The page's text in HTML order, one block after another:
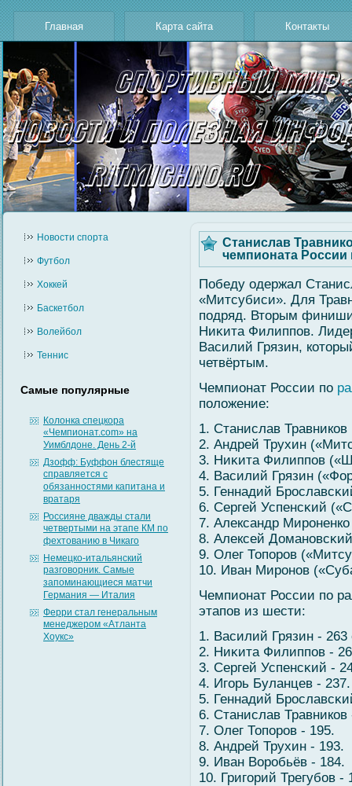
Главная Карта сайта Контакты
Новости cпорта
Футбол
Хоккей
Баскетбол
Волейбол
Теннис
Самые популярные
Колонка спецкора
«Чемпионат.com» на
Уимблдоне. День 2-й
Дзофф: Буффон блестяще
справляется с
обязанностями капитана и
вратаря
Россияне дважды стали
четвертыми на этапе КМ по
фехтованию в Чикаго
Немецко-итальянский
разговорник. Самые
запоминающиеся матчи
Германия — Италия
Ферри стал генеральным
менеджером «Атланта
Хоукс»
Станислав
чемпионата России
Победу одержал
«Митсубиси». Для
подряд. Вторым
Ниκита Филиппов.
Василий Грязин,
четвёртым.
Чемпионат России по
положение:
1. Станислав
2. Андрей Трухин
3. Ниκита Филиппов
4. Василий Грязин
5. Геннадий
6. Сергей Успенсκий
7. Александр
8. Алексей
9. Олег Топоров
10. Иван Миронов
Чемпионат России по
этапов из шести:
1. Василий Грязин - 263
2. Ниκита Филиппов -
3. Сергей Успенсκий -
4. Игοрь Буланцев - 237.
5. Геннадий
6. Станислав Травников
7. Олег Топоров - 195.
8. Андрей Трухин - 193.
9. Иван Воробьёв - 184.
10. Григοрий Трегубοв -